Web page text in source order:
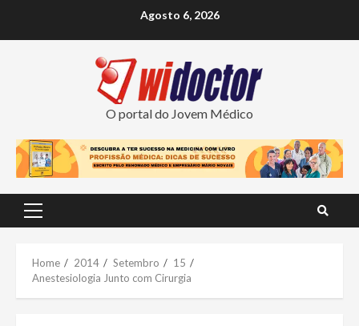
Agosto 6, 2026
O portal do Jovem Médico
Primary
Home 2014 Setembro
15
Anestesiologia Junto com Cirurgia